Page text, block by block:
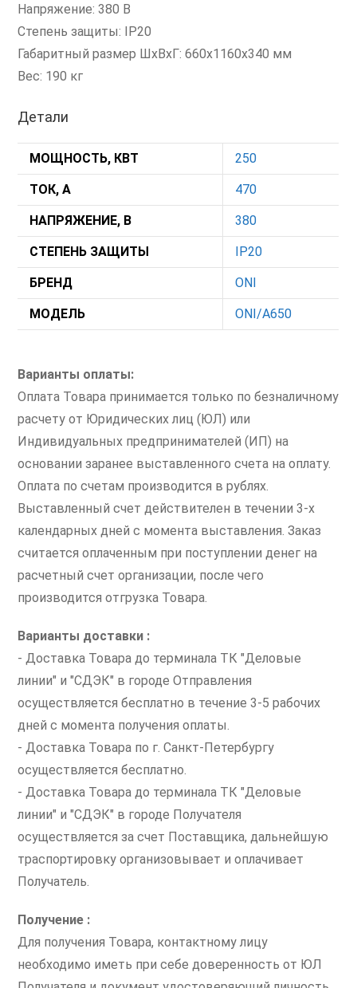
Напряжение: 380 В
Степень защиты: IP20
Габаритный размер ШхВхГ: 660x1160x340 мм
Вес: 190 кг
Детали
МОЩНОСТЬ, КВТ 250
ТОК, А 470
НАПРЯЖЕНИЕ, В 380
СТЕПЕНЬ ЗАЩИТЫ IP20
БРЕНД ONI
МОДЕЛЬ ONI/A650
Варианты оплаты:
Оплата Товара принимается только по безналичному
расчету от Юридических лиц (ЮЛ) или
Индивидуальных предпринимателей (ИП) на
основании заранее выставленного счета на оплату.
Оплата по счетам производится в рублях.
Выставленный счет действителен в течении 3-х
календарных дней с момента выставления. Заказ
считается оплаченным при поступлении денег на
расчетный счет организации, после чего
производится отгрузка Товара.
Варианты доставки :
- Доставка Товара до терминала ТК "Деловые
линии" и "СДЭК" в городе Отправления
осуществляется бесплатно в течение 3-5 рабочих
дней с момента получения оплаты.
- Доставка Товара по г. Санкт-Петербургу
осуществляется бесплатно.
- Доставка Товара до терминала ТК "Деловые
линии" и "СДЭК" в городе Получателя
осуществляется за счет Поставщика, дальнейшую
траспортировку организовывает и оплачивает
Получатель.
Получение :
Для получения Товара, контактному лицу
необходимо иметь при себе доверенность от ЮЛ